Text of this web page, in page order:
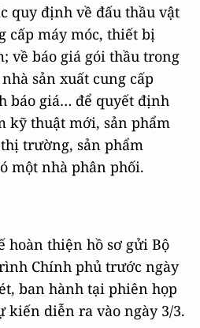
quy định về đấu thầu vật
cấp máy móc, thiết bị
về báo giá gói thầu trong
sản xuất cung cấp
báo giá… để quyết định
kỹ thuật mới, sản phẩm
trường, sản phẩm
một nhà phân phối.
hoàn thiện hồ sơ gửi Bộ
Chính phủ trước ngày
ban hành tại phiên họp
kiến diễn ra vào ngày 3/3.